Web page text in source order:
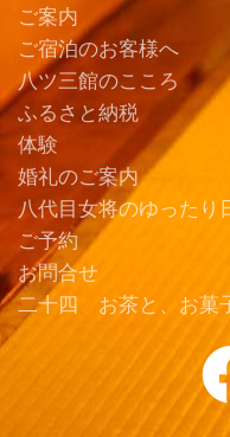
ご案内
ご宿泊のお客様へ
八ツ三館のこころ
ふるさと納税
体験
婚礼のご案内
八代目女将のゆったり
ご予約
お問合せ
二十四 お茶と、お菓